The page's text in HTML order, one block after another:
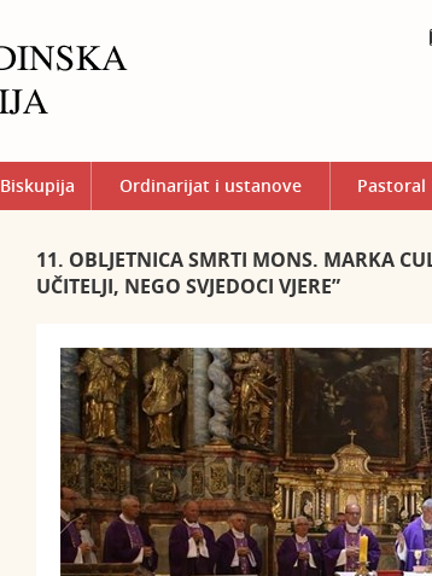
Biskupija Ordinarijat i ustanove
11. OBLJETNICA SMRTI MONS. MARKA
UČITELJI, NEGO SVJEDOCI VJERE”